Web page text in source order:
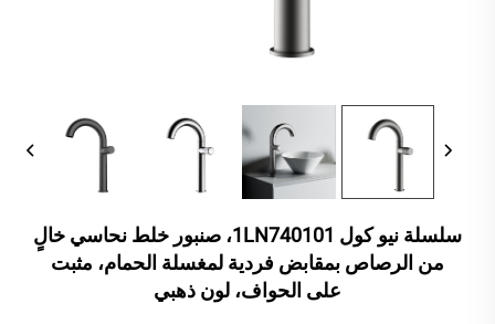
سلسلة نيو كول 1LN740101، صنبور خلط نحاسي خالٍ
من الرصاص بمقابض فردية لمغسلة الحمام، مثبت
على الحواف، لون ذهبي